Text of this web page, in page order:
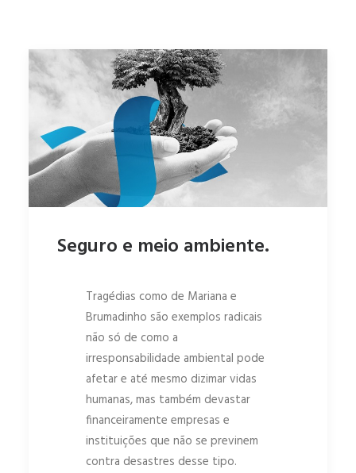
Seguro e meio ambiente.
Tragédias como de Mariana e
Brumadinho são exemplos radicais
não só de como a
irresponsabilidade ambiental pode
afetar e até mesmo dizimar vidas
humanas, mas também devastar
financeiramente empresas e
instituições que não se previnem
contra desastres desse tipo.